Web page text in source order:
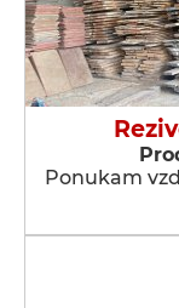
Ponukam